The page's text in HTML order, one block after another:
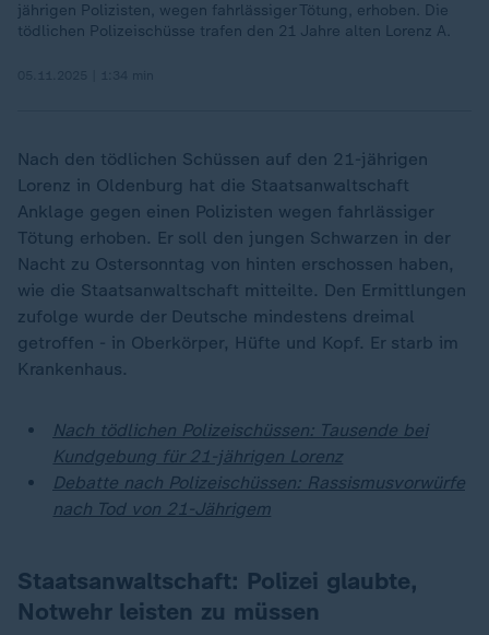
jährigen Polizisten, wegen fahrlässiger Tötung, erhoben. Die
tödlichen Polizeischüsse trafen den 21 Jahre alten Lorenz A.
Nach den tödlichen Schüssen auf den 21-jährigen
Lorenz in Oldenburg hat die Staatsanwaltschaft
Anklage gegen einen Polizisten wegen fahrlässiger
Tötung erhoben. Er soll den jungen Schwarzen in der
Nacht zu Ostersonntag von hinten erschossen haben,
wie die Staatsanwaltschaft mitteilte. Den Ermittlungen
zufolge wurde der Deutsche mindestens dreimal
getroffen - in Oberkörper, Hüfte und Kopf. Er starb im
Krankenhaus.
Nach tödlichen Polizeischüssen: Tausende bei
Kundgebung für 21-jährigen Lorenz
Debatte nach Polizeischüssen: Rassismusvorwürfe
nach Tod von 21-Jährigem
Staatsanwaltschaft: Polizei glaubte,
Notwehr leisten zu müssen